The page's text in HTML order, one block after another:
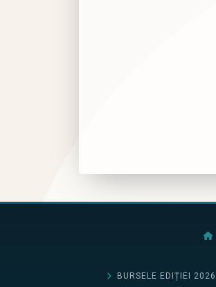
BURSELE EDIȚIEI 2026